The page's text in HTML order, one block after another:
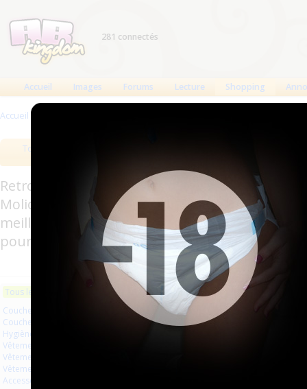
281 connectés
Accueil Images Forums Lecture Shopping
Accueil >
Tous les produits
Retrouverez sur cette page les meilleures
Molicare, Comficare, Confiance, Depend,
meilleurs produits aussi bien pour les
pour l'incontinence.
Tous les produits
Couches à usage unique
Couches lavables
Hygiène usage unique
Vêtements
Vêtements en plastique
Vêtements en latex
Accessoires
Les plus récents Trier par nom
Aucun produit trouvé.